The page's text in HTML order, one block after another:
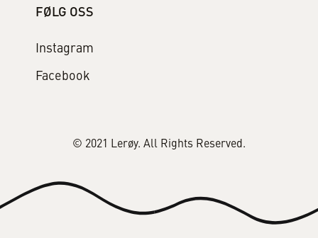
FØLG OSS
Instagram
Facebook
© 2021 Lerøy. All Rights Reserved.